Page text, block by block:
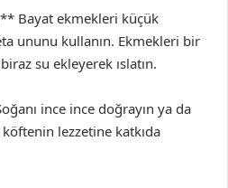
Bayat ekmekleri küçük
ununu kullanın. Ekmekleri bir
su ekleyerek ıslatın.
ince ince doğrayın ya da
lezzetine katkıda